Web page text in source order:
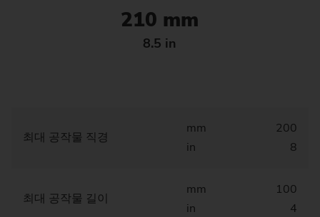
210 mm
8.5 in
최대 공작물 직경
mm
in
200
8
최대 공작물 길이
mm
in
100
4